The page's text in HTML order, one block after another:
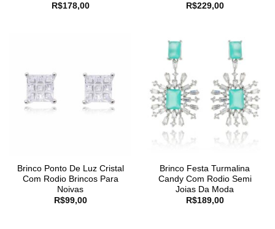
R$178,00
R$229,00
Brinco Ponto De Luz Cristal
Com Rodio Brincos Para
Noivas
R$99,00
Brinco Festa Turmalina
Candy Com Rodio Semi
Joias Da Moda
R$189,00